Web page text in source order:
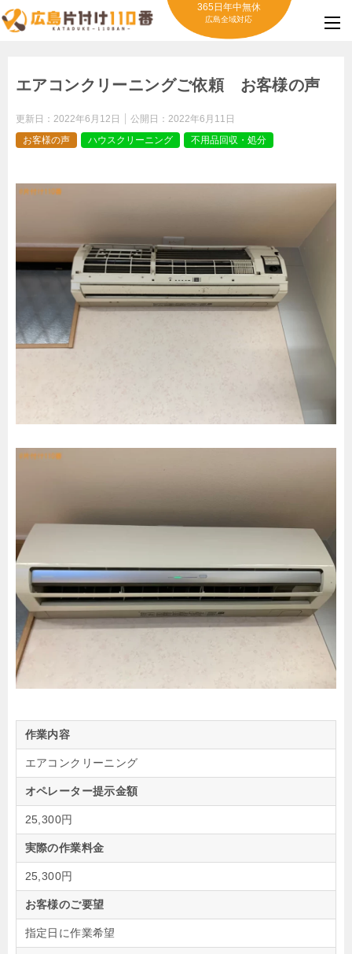
365日年中無休
広島全域対応
エアコンクリーニングご依頼 お客様の声
更新日： 2022年6月12日 公開日： 2022年6月11日
お客様の声
ハウスクリーニング 不用品回収・処分
作業内容
エアコンクリーニング
オペレーター提示金額
25,300円
実際の作業料金
25,300円
お客様のご要望
指定日に作業希望